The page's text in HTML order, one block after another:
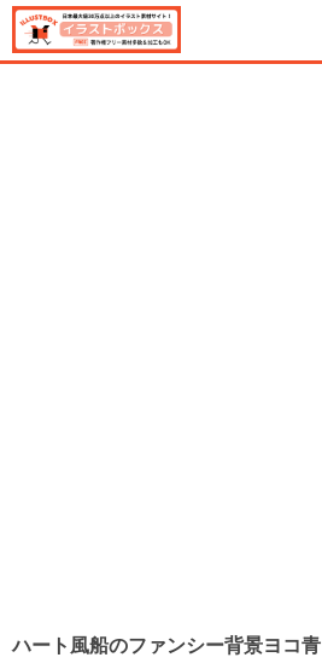
ハート風船のファンシー背景ヨコ青